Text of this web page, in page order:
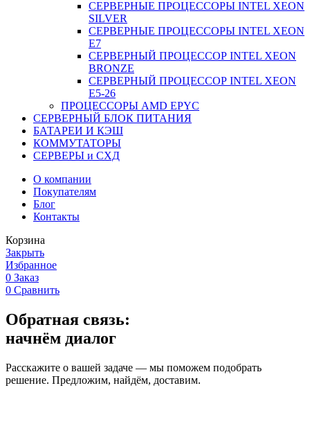
СЕРВЕРНЫЕ ПРОЦЕССОРЫ INTEL XEON
SILVER
СЕРВЕРНЫЕ ПРОЦЕССОРЫ INTEL XEON
Е7
СЕРВЕРНЫЙ ПРОЦЕССОР INTEL XEON
BRONZE
СЕРВЕРНЫЙ ПРОЦЕССОР INTEL XEON
Е5-26
ПРОЦЕССОРЫ AMD EPYC
СЕРВЕРНЫЙ БЛОК ПИТАНИЯ
БАТАРЕИ И КЭШ
КОММУТАТОРЫ
СЕРВЕРЫ и СХД
О компании
Покупателям
Блог
Контакты
Корзина
Закрыть
Избранное
0 Заказ
0 Сравнить
Обратная связь:
начнём диалог
Расскажите о вашей задаче — мы поможем подобрать
решение. Предложим, найдём, доставим.